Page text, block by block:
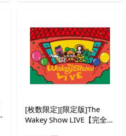
[枚数限定][限定版]The
Wakey Show LIVE【完全生